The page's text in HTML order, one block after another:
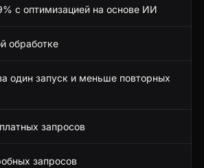
с оптимизацией на основе ИИ
обработке
один запуск и меньше повторных
запросов
запросов